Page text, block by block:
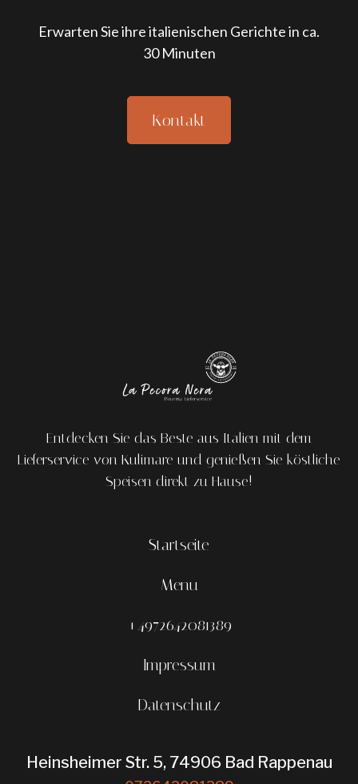
Erwarten Sie ihre italienischen Gerichte in ca.
30 Minuten
Kontakt
Entdecken Sie das Beste aus Italien mit dem
Lieferservice von Kulimare und genießen Sie köstliche
Speisen direkt zu Hause!
Startseite
Menu
+4972642081389
Impressum
Datenschutz
Heinsheimer Str. 5, 74906 Bad Rappenau